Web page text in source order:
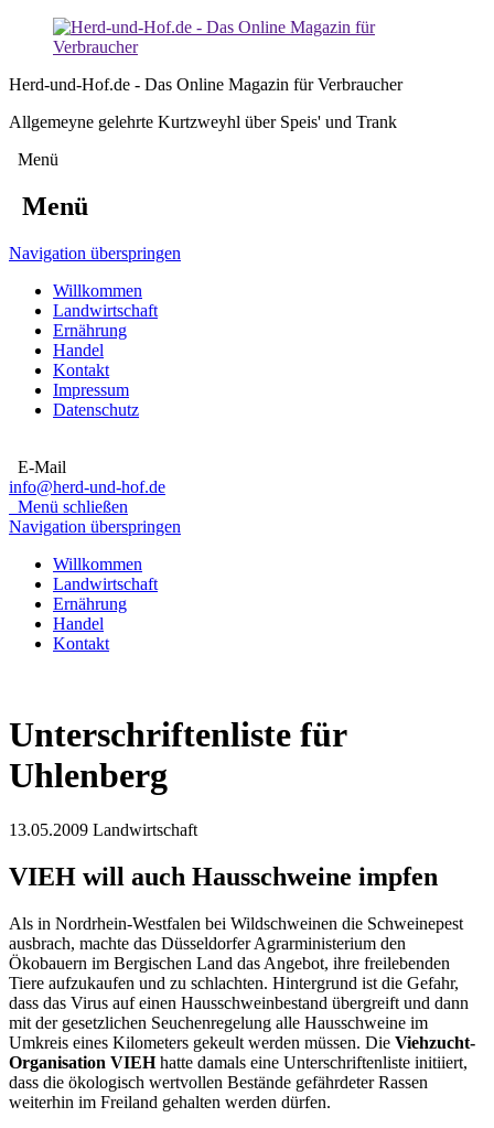
Herd-und-Hof.de - Das Online Magazin für Verbraucher
Allgemeyne gelehrte Kurtzweyhl über Speis' und Trank
Menü
Menü
Navigation überspringen
Willkommen
Landwirtschaft
Ernährung
Handel
Kontakt
Impressum
Datenschutz
E-Mail
info@herd-und-hof.de
Menü schließen
Navigation überspringen
Willkommen
Landwirtschaft
Ernährung
Handel
Kontakt
Unterschriftenliste für
Uhlenberg
13.05.2009 Landwirtschaft
VIEH will auch Hausschweine impfen
Als in Nordrhein-Westfalen bei Wildschweinen die Schweinepest
ausbrach, machte das Düsseldorfer Agrarministerium den
Ökobauern im Bergischen Land das Angebot, ihre freilebenden
Tiere aufzukaufen und zu schlachten. Hintergrund ist die Gefahr,
dass das Virus auf einen Hausschweinbestand übergreift und dann
mit der gesetzlichen Seuchenregelung alle Hausschweine im
Umkreis eines Kilometers gekeult werden müssen. Die Viehzucht-
Organisation VIEHhatte damals eine Unterschriftenliste initiiert,
dass die ökologisch wertvollen Bestände gefährdeter Rassen
weiterhin im Freiland gehalten werden dürfen.